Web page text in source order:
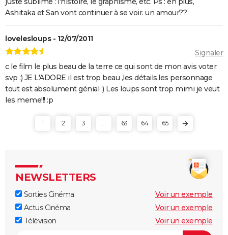
Ashitaka et San vont continuer à se voir. un amour??
lovelesloups - 12/07/2011
Signaler
c le film le plus beau de la terre ce qui sont de mon avis voter
svp :) JE L'ADORE il est trop beau ,les détails,les personnage
tout est absolument génial :) Les loups sont trop mimi je veut
les meme!!! :p
1 2 3 ... 63 64 65
NEWSLETTERS
Sorties Cinéma
Voir un exemple
Actus Cinéma
Voir un exemple
Télévision
Voir un exemple